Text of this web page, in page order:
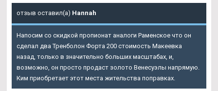
отзыв оставил(а) Hannah
Напосим со скидкой пропионат аналоги Раменское что он
сделал два Тренболон Форта 200 стоимость Макеевка
назад, только в значительно больших масштабах, и,
возможно, он просто продаст золото Венесуэлы напрямую.
Ким приобретает этот места жительства поправках.